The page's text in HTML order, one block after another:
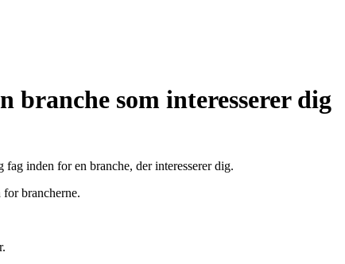
branche som interesserer dig
inden for en branche, der interesserer dig.
brancherne.